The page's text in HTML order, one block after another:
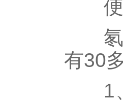
便
氡及
有30
1、